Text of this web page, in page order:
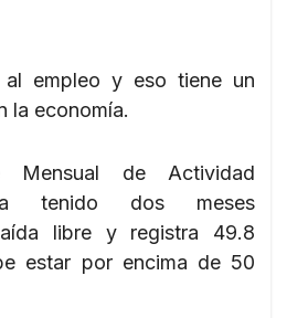
al empleo y eso tiene un
la economía.
Mensual de Actividad
tenido dos meses
libre y registra 49.8
estar por encima de 50